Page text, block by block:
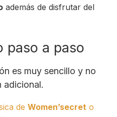
además de disfrutar del
paso a paso
es muy sencillo y no
adicional.
deWomen’secret o